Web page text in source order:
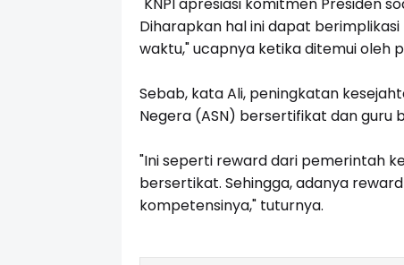
"KNPI apresiasi komitmen Presiden
Diharapkan hal ini dapat
waktu," ucapnya ketika ditemui oleh
Sebab, kata Ali, peningkatan
Negera (ASN) bersertifikat dan guru
"Ini seperti reward dari pemerintah
bersertikat. Sehingga, adanya
kompetensinya," tuturnya.